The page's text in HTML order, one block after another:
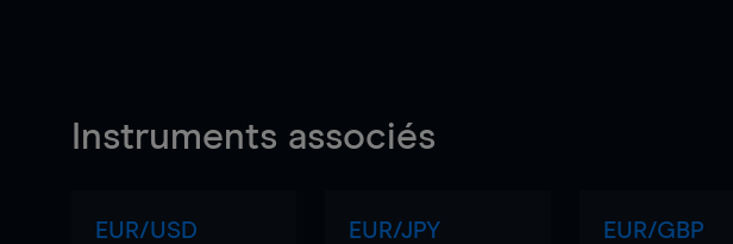
Instruments associés
EUR/USD EUR/JPY EUR/GBP